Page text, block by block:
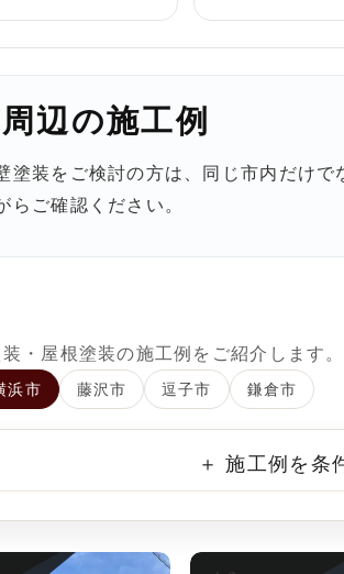
辺の施工例
塗装をご検討の方は、同じ市内だけ
らご確認ください。
・屋根塗装の施工例をご紹介します。
浜市 藤沢市 逗子市 鎌倉市
＋ 施工例を条